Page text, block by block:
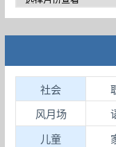
社会
风月场
儿童